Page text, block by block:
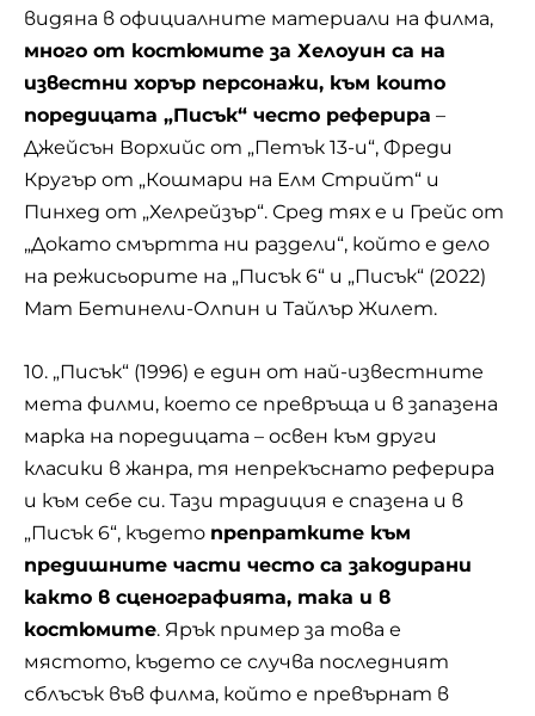
видяна в официалните материали на филма,
много от костюмите за Хелоуин са на
известни хорър персонажи, към които
поредицата „Писък“ често реферира –
Джейсън Ворхийс от „Петък 13-и“, Фреди
Кругър от „Кошмари на Елм Стрийт“ и
Пинхед от „Хелрейзър“. Сред тях е и Грейс от
„Докато смъртта ни раздели“, който е дело
на режисьорите на „Писък 6“ и „Писък“ (2022)
Мат Бетинели-Олпин и Тайлър Жилет.
10. „Писък“ (1996) е един от най-известните
мета филми, което се превръща и в запазена
марка на поредицата – освен към други
класики в жанра, тя непрекъснато реферира
и към себе си. Тази традиция е спазена и в
„Писък 6“, където препратките към
предишните части често са закодирани
както в сценографията, така и в
костюмите. Ярък пример за това е
мястото, където се случва последният
сблъсък във филма, който е превърнат в